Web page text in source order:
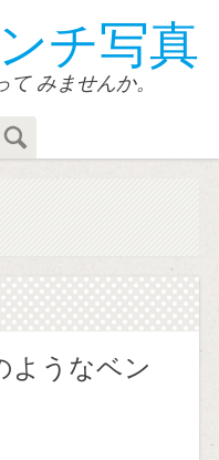
チ写真
みませんか。
Search
ようなベン